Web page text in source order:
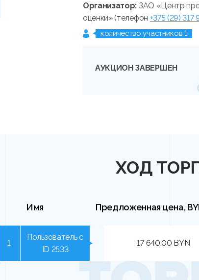
Организатор: ЗАО «Центр
оценки» (телефон +375 (29) 317
количество участников 1
АУКЦИОН ЗАВЕРШЕН
ХОД
Имя Предложенная цена,
1
Пользователь с
ID 2533
17 640.00 BYN